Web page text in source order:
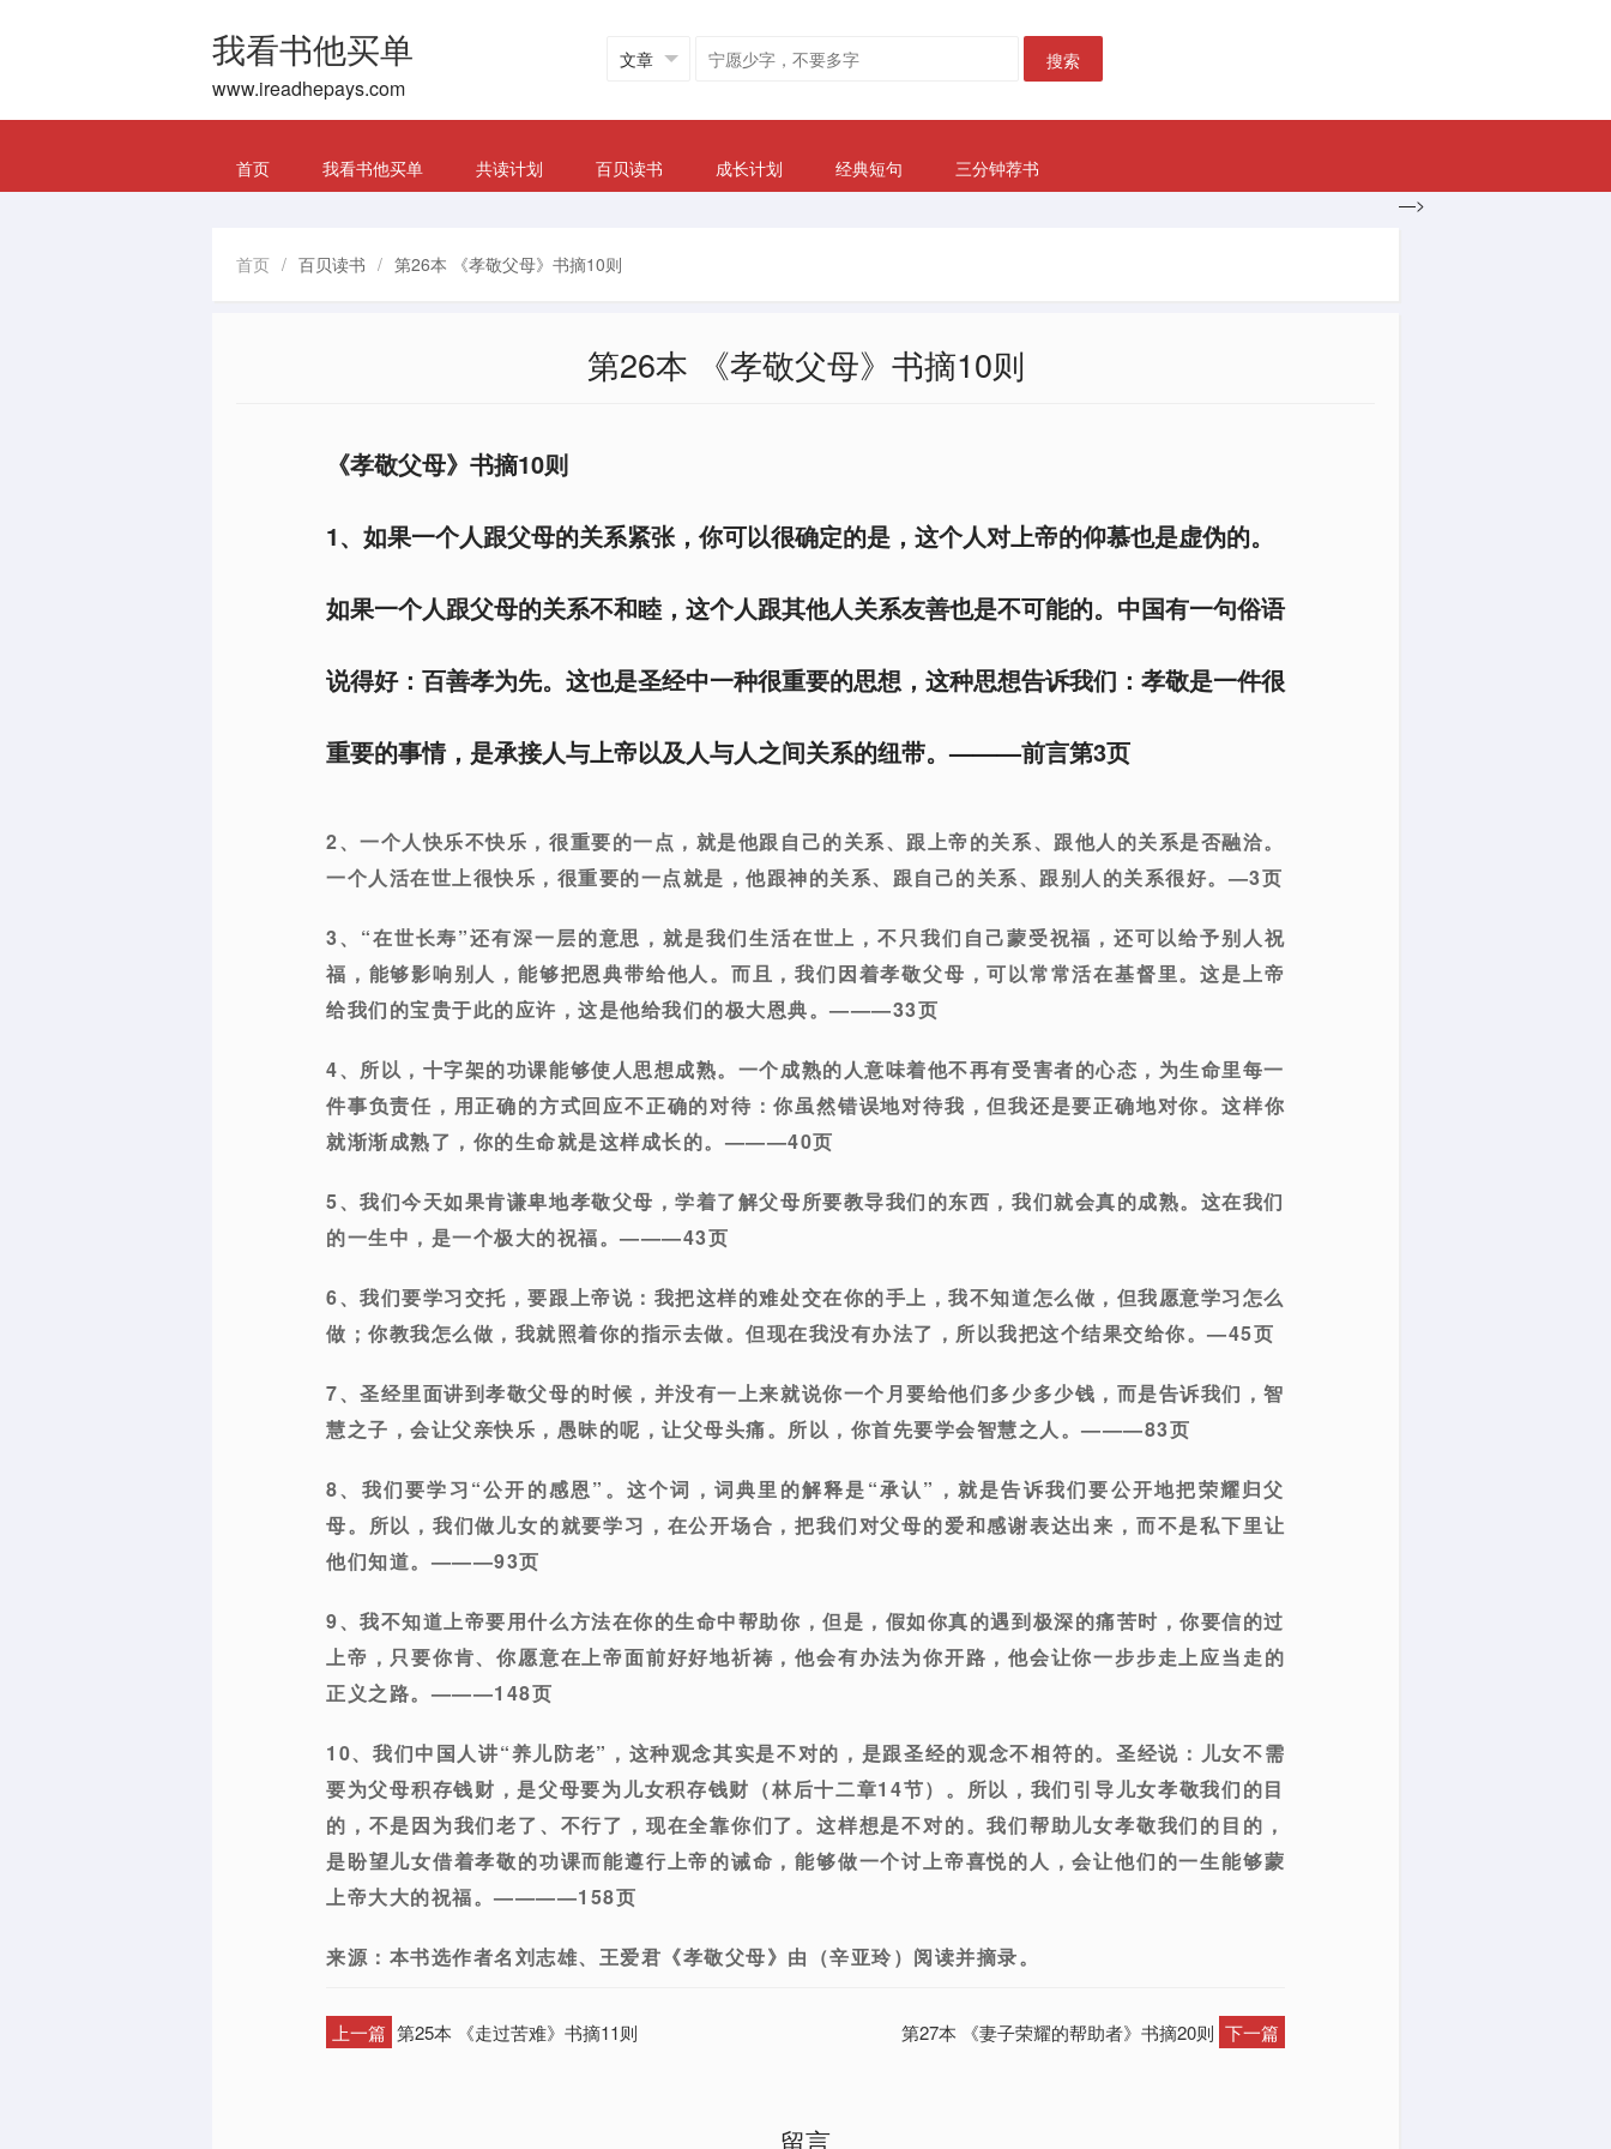
我看书他买单
www.ireadhepays.com
搜索
首页 我看书他买单 共读计划 百贝读书 成长计划 经典短句
三分钟荐书
—>
首页 / 百贝读书 / 第26本 《孝敬父母》书摘10则
第26本 《孝敬父母》书摘10则
《孝敬父母》书摘10则
1、如果一个人跟父母的关系紧张，你可以很确定的是，这个人对上帝的仰慕也是虚伪的。
如果一个人跟父母的关系不和睦，这个人跟其他人关系友善也是不可能的。中国有一句俗语
说得好：百善孝为先。这也是圣经中一种很重要的思想，这种思想告诉我们：孝敬是一件很
重要的事情，是承接人与上帝以及人与人之间关系的纽带。———前言第3页
2、一个人快乐不快乐，很重要的一点，就是他跟自己的关系、跟上帝的关系、跟他人的关系是否融洽。
一个人活在世上很快乐，很重要的一点就是，他跟神的关系、跟自己的关系、跟别人的关系很好。—3页
3、“在世长寿”还有深一层的意思，就是我们生活在世上，不只我们自己蒙受祝福，还可以给予别人祝
福，能够影响别人，能够把恩典带给他人。而且，我们因着孝敬父母，可以常常活在基督里。这是上帝
给我们的宝贵于此的应许，这是他给我们的极大恩典。———33页
4、所以，十字架的功课能够使人思想成熟。一个成熟的人意味着他不再有受害者的心态，为生命里每一
件事负责任，用正确的方式回应不正确的对待：你虽然错误地对待我，但我还是要正确地对你。这样你
就渐渐成熟了，你的生命就是这样成长的。———40页
5、我们今天如果肯谦卑地孝敬父母，学着了解父母所要教导我们的东西，我们就会真的成熟。这在我们
的一生中，是一个极大的祝福。———43页
6、我们要学习交托，要跟上帝说：我把这样的难处交在你的手上，我不知道怎么做，但我愿意学习怎么
做；你教我怎么做，我就照着你的指示去做。但现在我没有办法了，所以我把这个结果交给你。—45页
7、圣经里面讲到孝敬父母的时候，并没有一上来就说你一个月要给他们多少多少钱，而是告诉我们，智
慧之子，会让父亲快乐，愚昧的呢，让父母头痛。所以，你首先要学会智慧之人。———83页
8、我们要学习“公开的感恩”。这个词，词典里的解释是“承认”，就是告诉我们要公开地把荣耀归父
母。所以，我们做儿女的就要学习，在公开场合，把我们对父母的爱和感谢表达出来，而不是私下里让
他们知道。———93页
9、我不知道上帝要用什么方法在你的生命中帮助你，但是，假如你真的遇到极深的痛苦时，你要信的过
上帝，只要你肯、你愿意在上帝面前好好地祈祷，他会有办法为你开路，他会让你一步步走上应当走的
正义之路。———148页
10、我们中国人讲“养儿防老”，这种观念其实是不对的，是跟圣经的观念不相符的。圣经说：儿女不需
要为父母积存钱财，是父母要为儿女积存钱财（林后十二章14节）。所以，我们引导儿女孝敬我们的目
的，不是因为我们老了、不行了，现在全靠你们了。这样想是不对的。我们帮助儿女孝敬我们的目的，
是盼望儿女借着孝敬的功课而能遵行上帝的诫命，能够做一个讨上帝喜悦的人，会让他们的一生能够蒙
上帝大大的祝福。————158页
来源：本书选作者名刘志雄、王爱君《孝敬父母》由（辛亚玲）阅读并摘录。
上一篇 第25本 《走过苦难》书摘11则 第27本 《妻子荣耀的帮助者》书摘20则 下一篇
留言